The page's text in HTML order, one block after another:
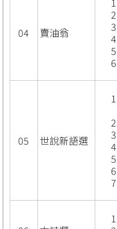
04 賣油翁
05 世說新語選